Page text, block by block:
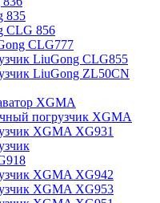
835
CLG 856
CLG777
LiuGong CLG855
LiuGong ZL50CN
XGMA
погрузчик XGMA
XGMA XG931
XGMA XG942
XGMA XG953